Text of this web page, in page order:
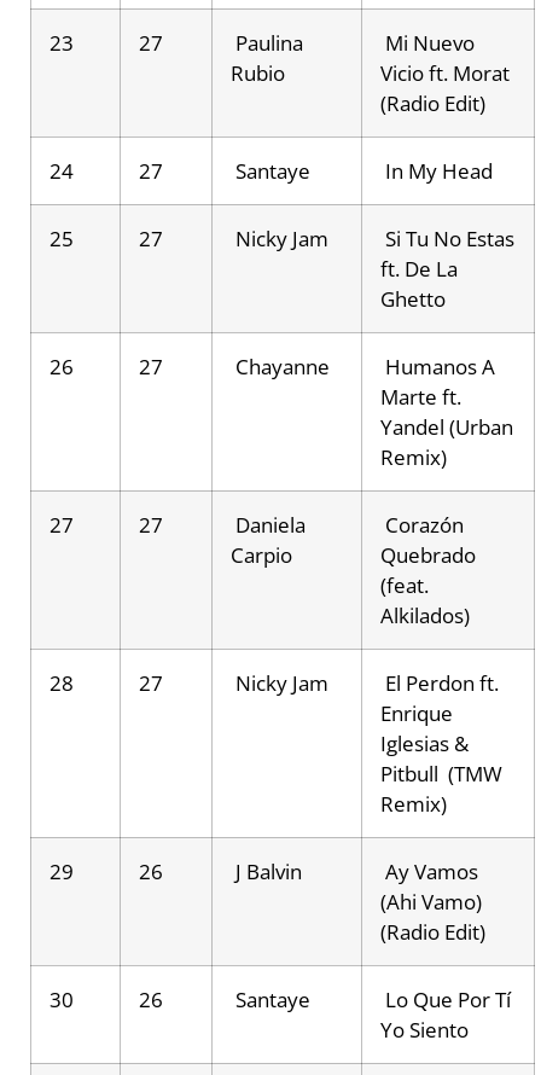
23 27
Paulina
Rubio
Mi Nuevo
Vicio ft. Morat
(Radio Edit)
24 27 Santaye In My Head
25 27 Nicky Jam
Si Tu No Estas
ft. De La
Ghetto
26 27 Chayanne
Humanos A
Marte ft.
Yandel (Urban
Remix)
27 27
Daniela
Carpio
Corazón
Quebrado
(feat.
Alkilados)
28 27 Nicky Jam
El Perdon ft.
Enrique
Iglesias &
Pitbull (TMW
Remix)
29 26 J Balvin
Ay Vamos
(Ahi Vamo)
(Radio Edit)
30 26 Santaye
Lo Que Por Tí
Yo Siento